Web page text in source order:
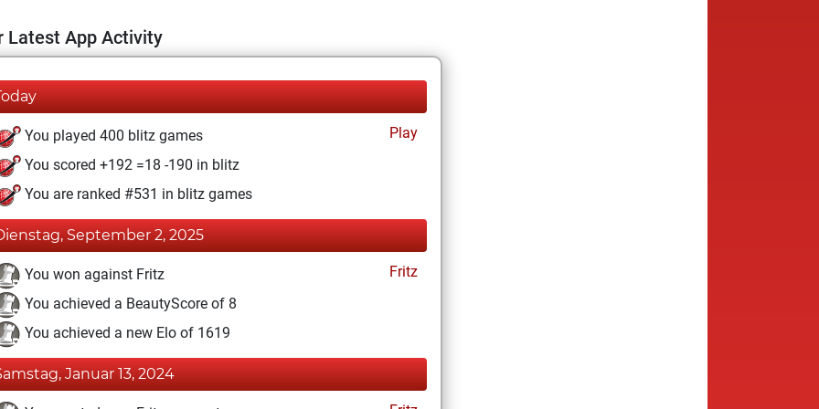
Latest App Activity
You played 400 blitz games
Play
You scored +192 =18 -190 in blitz
You are ranked #531 in blitz games
September 2, 2025
You won against Fritz
Fritz
You achieved a BeautyScore of 8
You achieved a new Elo of 1619
Januar 13, 2024